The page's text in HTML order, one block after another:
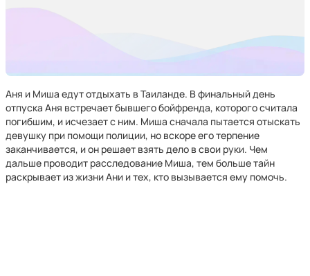
Аня и Миша едут отдыхать в Таиланде. В финальный день
отпуска Аня встречает бывшего бойфренда, которого считала
погибшим, и исчезает с ним. Миша сначала пытается отыскать
девушку при помощи полиции, но вскоре его терпение
заканчивается, и он решает взять дело в свои руки. Чем
дальше проводит расследование Миша, тем больше тайн
раскрывает из жизни Ани и тех, кто вызывается ему помочь.